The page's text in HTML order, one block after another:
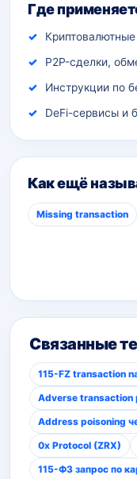
Где
P2P-сделки,
Инструкции по
DeFi-сервисы и
Как ещё
Missing transaction
Связанные
115-FZ transaction
Adverse transaction
Address poisoning
0x Protocol (ZRX)
115-ФЗ запрос по